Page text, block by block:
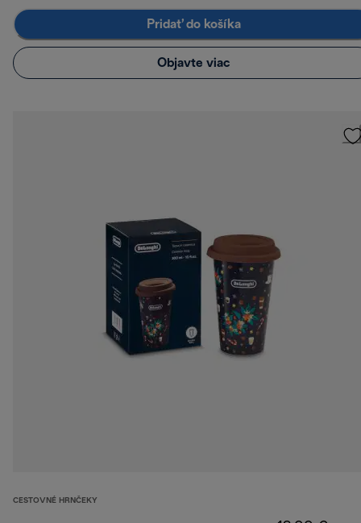
Pridať do košíka
Objavte viac
CESTOVNÉ HRNČEKY